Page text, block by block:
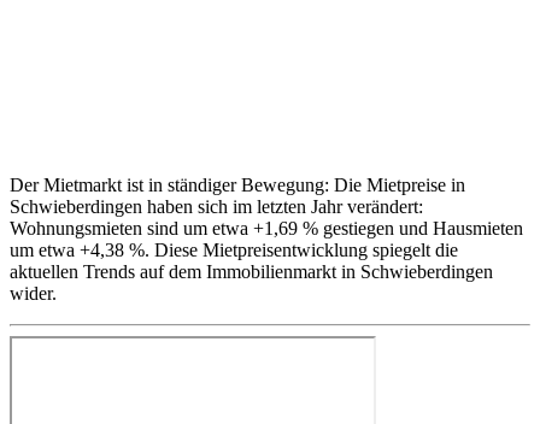
Der Mietmarkt ist in ständiger Bewegung: Die Mietpreise in
Schwieberdingen haben sich im letzten Jahr verändert:
Wohnungsmieten sind um etwa +1,69 % gestiegen und Hausmieten
um etwa +4,38 %. Diese Mietpreisentwicklung spiegelt die
aktuellen Trends auf dem Immobilienmarkt in Schwieberdingen
wider.